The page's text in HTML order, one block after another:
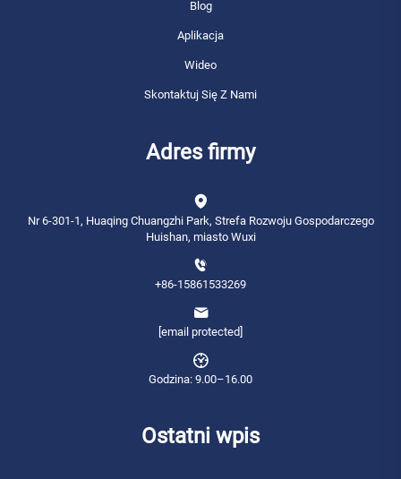
Blog
Aplikacja
Wideo
Skontaktuj Się Z Nami
Adres firmy
Nr 6-301-1, Huaqing Chuangzhi Park, Strefa Rozwoju Gospodarczego
Huishan, miasto Wuxi
+86-15861533269
[email protected]
Godzina: 9.00–16.00
Ostatni wpis